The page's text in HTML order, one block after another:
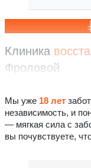
Клиника
Фроловой
Мы уже 18 лет
независимость, и
— мягкая сила с
вы почувствуете,